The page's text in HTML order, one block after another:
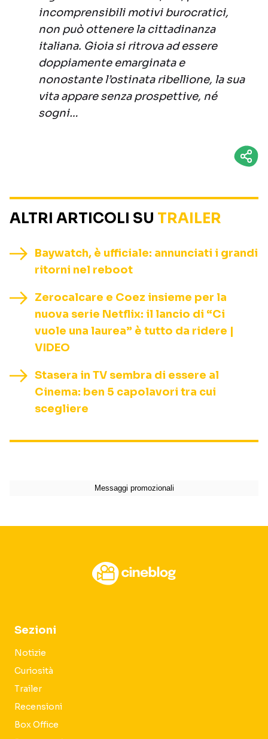
incomprensibili motivi burocratici,
non può ottenere la cittadinanza
italiana. Gioia si ritrova ad essere
doppiamente emarginata e
nonostante l’ostinata ribellione, la sua
vita appare senza prospettive, né
sogni…
ALTRI ARTICOLI SU TRAILER
Baywatch, è ufficiale: annunciati i grandi
ritorni nel reboot
Zerocalcare e Coez insieme per la
nuova serie Netflix: il lancio di “Ci
vuole una laurea” è tutto da ridere |
VIDEO
Stasera in TV sembra di essere al
Cinema: ben 5 capolavori tra cui
scegliere
Sezioni
Notizie
Curiosità
Trailer
Recensioni
Box Office